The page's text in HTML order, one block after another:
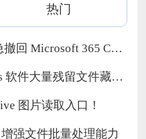
热门
365 Copilot 域名排除管控功能
量残留文件藏在系统深处
图片读取入口！
强文件批量处理能力